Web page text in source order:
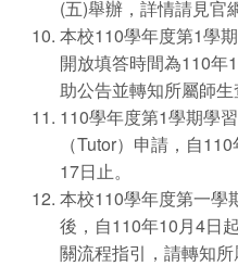
(五)舉辦，詳情請見官
本校110學年度第1學
開放填答時間為110年
助公告並轉知所屬師生
110學年度第1學期學
（Tutor）申請，自
17日止。
本校110學年度第一學
後，自110年10月4日
關流程指引，請轉知所